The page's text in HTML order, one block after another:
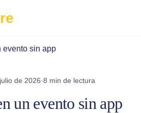
evento sin app
de 2026·8 min de lectura
un evento sin app